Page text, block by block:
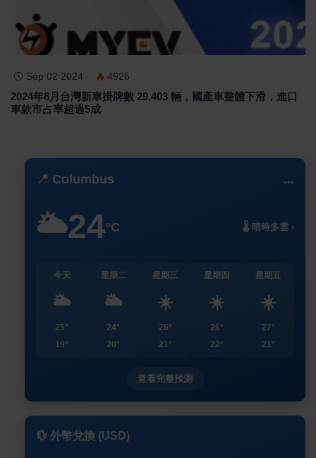
Sep 02 2024 4926
2024年8月台灣新車掛牌數 29,403 輛，國產車整體下滑，進口
車款市占率超過5成
📍 Columbus ...
🌥️24°C 🌡️ 晴時多雲 ›
今天
🌥️
25°
19°
星期二
🌥️
24°
20°
星期三
☀️
26°
21°
星期四
☀️
26°
22°
星期五
☀️
27°
21°
查看完整預測
💱 外幣兌換 (USD)